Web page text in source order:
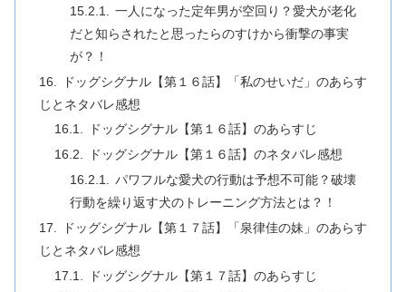
一人になった定年男が空回り？愛犬が老化
だと知らされたと思ったらのすけから衝撃の事実
が？！
ドッグシグナル【第１６話】「私のせいだ」のあらす
じとネタバレ感想
ドッグシグナル【第１６話】のあらすじ
ドッグシグナル【第１６話】のネタバレ感想
パワフルな愛犬の行動は予想不可能？破壊
行動を繰り返す犬のトレーニング方法とは？！
ドッグシグナル【第１７話】「泉律佳の妹」のあらす
じとネタバレ感想
ドッグシグナル【第１７話】のあらすじ